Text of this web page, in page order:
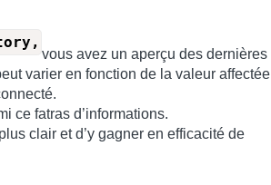
vous avez un aperçu des dernières
varier en fonction de la valeur affectée
ce fatras d’informations.
clair et d’y gagner en efficacité de